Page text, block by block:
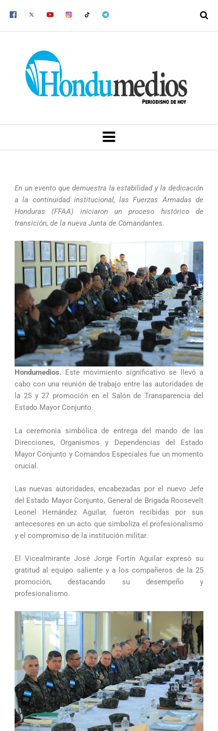
MENU
En un evento que demuestra la estabilidad y la dedicación
a la continuidad institucional, las Fuerzas Armadas de
Honduras (FFAA) iniciaron un proceso histórico de
transición, de la nueva Junta de Comandantes.
Hondumedios. Este movimiento significativo se llevó a
cabo con una reunión de trabajo entre las autoridades de
la 25 y 27 promoción en el Salón de Transparencia del
Estado Mayor Conjunto.
La ceremonia simbólica de entrega del mando de las
Direcciones, Organismos y Dependencias del Estado
Mayor Conjunto y Comandos Especiales fue un momento
crucial.
Las nuevas autoridades, encabezadas por el nuevo Jefe
del Estado Mayor Conjunto, General de Brigada Roosevelt
Leonel Hernández Aguilar, fueron recibidas por sus
antecesores en un acto que simboliza el profesionalismo
y el compromiso de la institución militar.
El Vicealmirante José Jorge Fortín Aguilar expresó su
gratitud al equipo saliente y a los compañeros de la 25
promoción, destacando su desempeño y
profesionalismo.